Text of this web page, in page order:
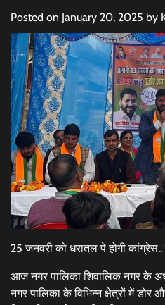
Posted on January 20, 2025 by
25 जनवरी को धरातल पे होगी कांग्रेस..
आज नगर पालिका शिवालिक नगर के
नगर पालिका के विभिन्न क्षेत्रों में डोर